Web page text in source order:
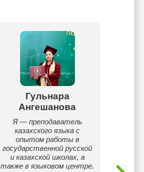
Гульнара
Ангешанова
Я — преподаватель
казахского языка с
опытом работы в
государственной русской
и казахской школах, а
также в языковом центре.